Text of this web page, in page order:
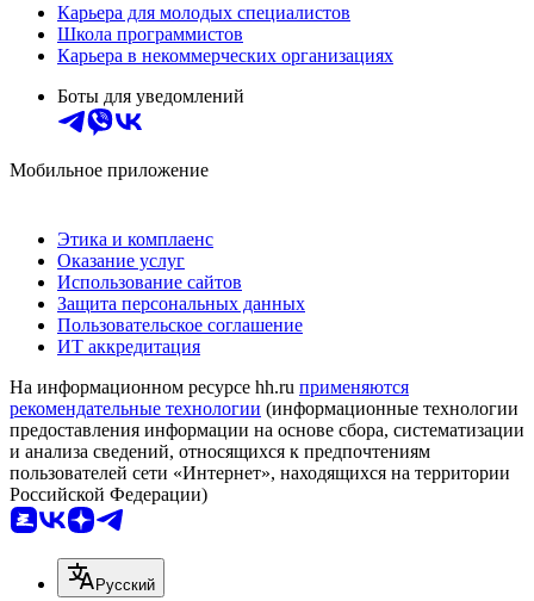
Карьера для молодых специалистов
Школа программистов
Карьера в некоммерческих организациях
Боты для уведомлений
Мобильное приложение
Этика и комплаенс
Оказание услуг
Использование сайтов
Защита персональных данных
Пользовательское соглашение
ИТ аккредитация
На информационном ресурсе hh.ru применяются
рекомендательные технологии (информационные технологии
предоставления информации на основе сбора, систематизации
и анализа сведений, относящихся к предпочтениям
пользователей сети «Интернет», находящихся на территории
Российской Федерации)
Русский